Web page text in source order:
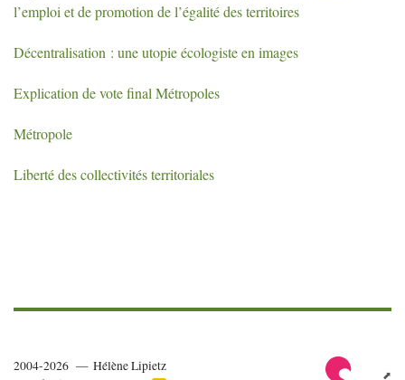
l’emploi et de promotion de l’égalité des territoires
Décentralisation : une utopie écologiste en images
Explication de vote final Métropoles
Métropole
Liberté des collectivités territoriales
2004-2026 — Hélène Lipietz